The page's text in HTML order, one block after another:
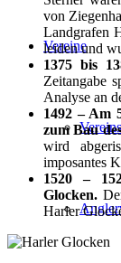
Vereine
von
Landgrafen
leiden und
1375 bis
Zeitangabe
Analyse an
1492 – Am
zum Bau
wird
imposantes
1520 –
Glocken.
Harler